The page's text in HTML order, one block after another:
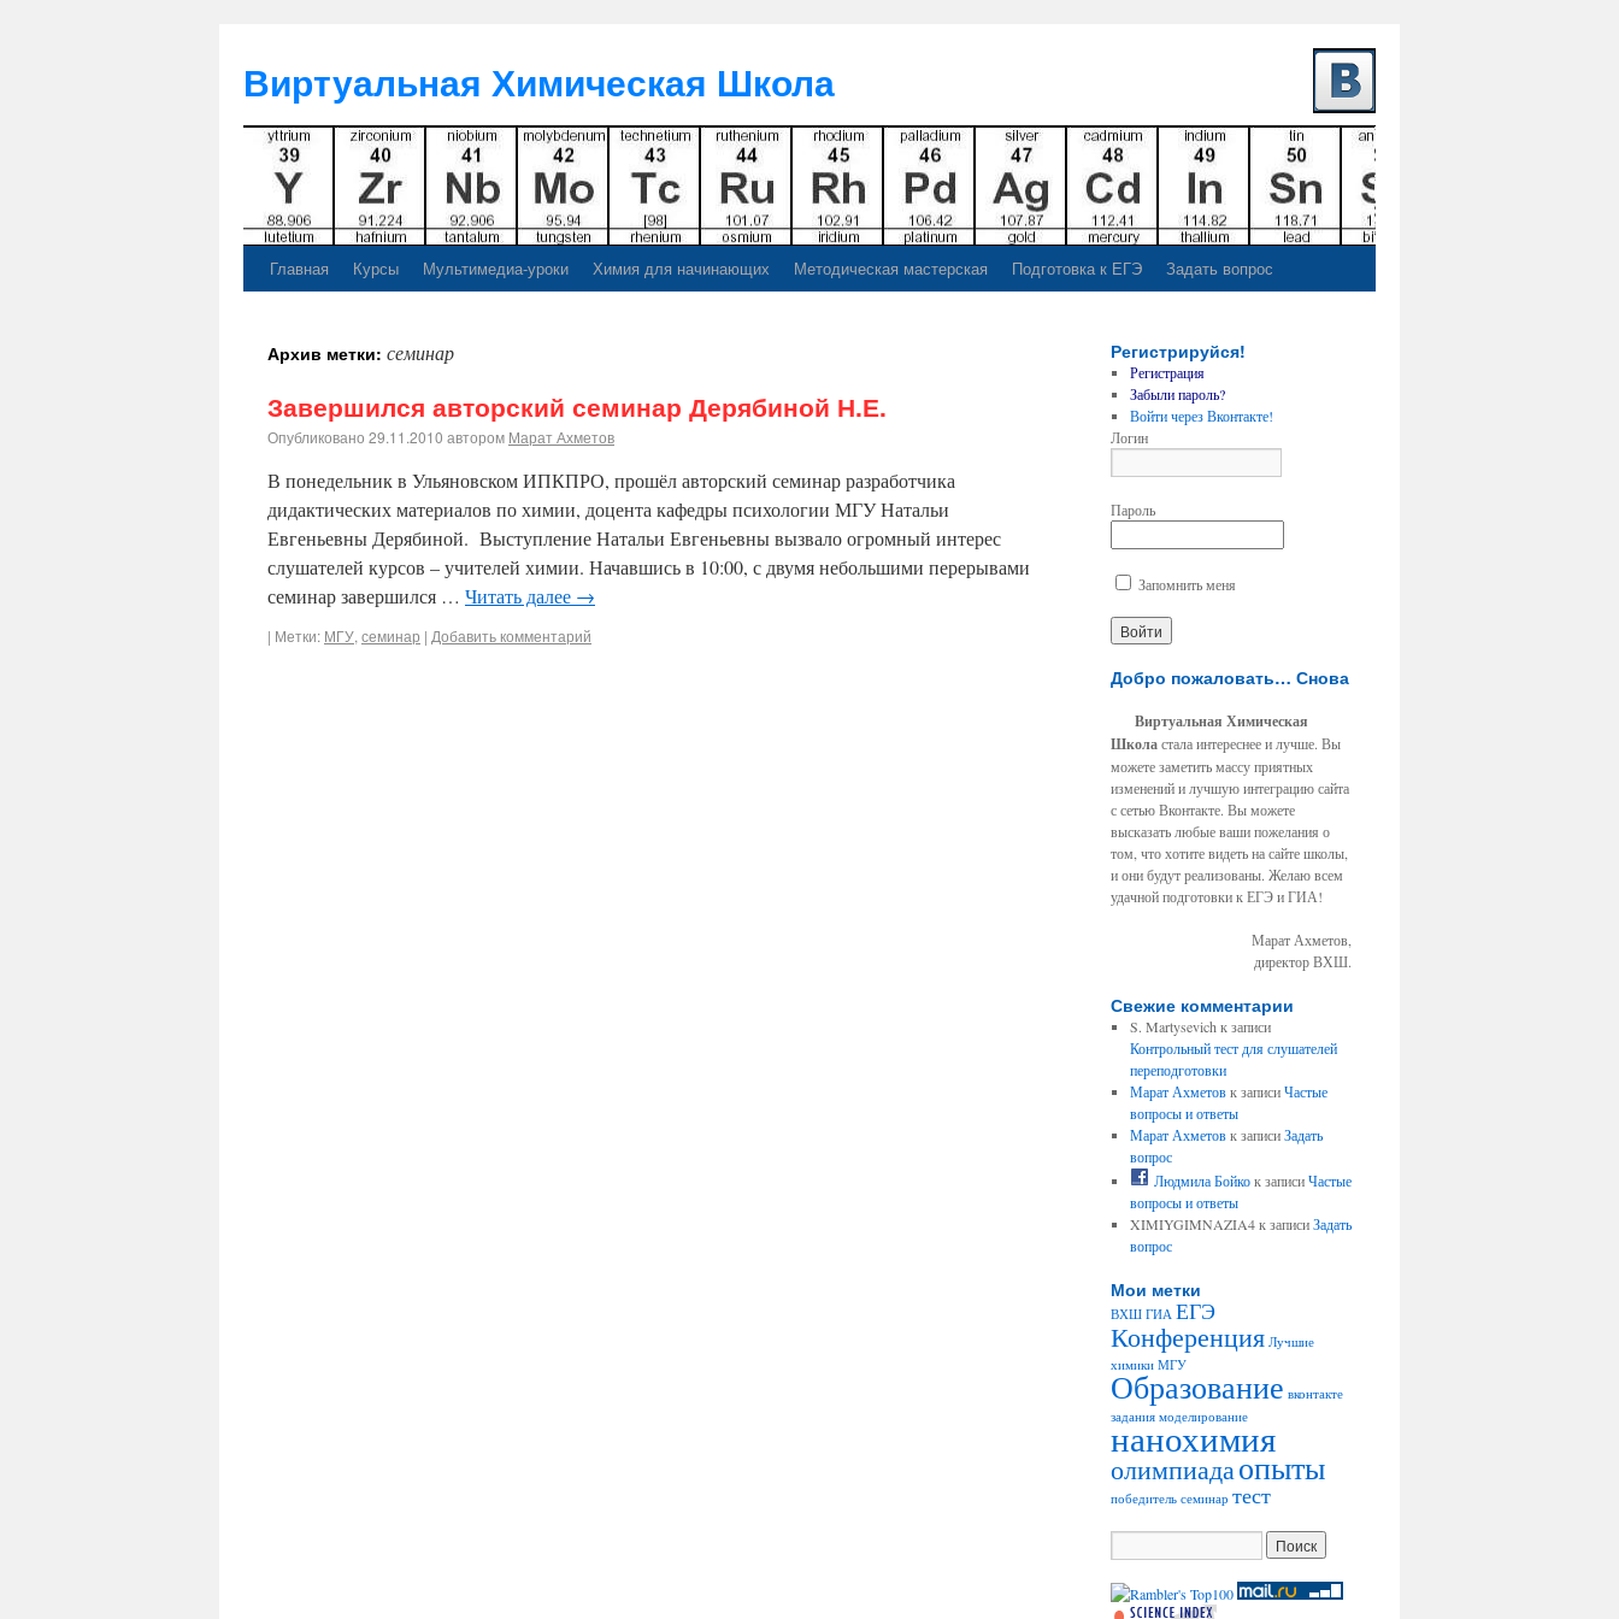
Виртуальная Химическая Школа
Главная Курсы Мультимедиа-уроки Химия для начинающих Методическая мастерская Подготовка к ЕГЭ Задать вопрос
Архив метки: семинар
Завершился авторский семинар Дерябиной Н.Е.
Опубликовано 29.11.2010 автором Марат Ахметов
В понедельник в Ульяновском ИПКПРО, прошёл авторский семинар разработчика
дидактических материалов по химии, доцента кафедры психологии МГУ Натальи
Евгеньевны Дерябиной. Выступление Натальи Евгеньевны вызвало огромный интерес
слушателей курсов – учителей химии. Начавшись в 10:00, с двумя небольшими перерывами
семинар завершился … Читать далее →
| Метки: МГУ, семинар | Добавить комментарий
Регистрируйся!
Регистрация
Забыли пароль?
Войти через Вконтакте!
Логин
Пароль
Запомнить меня
Добро пожаловать… Снова
Виртуальная Химическая
Школастала интереснее и лучше. Вы
можете заметить массу приятных
изменений и лучшую интеграцию сайта
с сетью Вконтакте. Вы можете
высказать любые ваши пожелания о
том, что хотите видеть на сайте школы,
и они будут реализованы. Желаю всем
удачной подготовки к ЕГЭ и ГИА!
Марат Ахметов,
директор ВХШ.
Свежие комментарии
S. Martysevich к записи
Контрольный тест для слушателей
переподготовки
Марат Ахметовк записиЧастые
вопросы и ответы
Марат Ахметовк записиЗадать
вопрос
Людмила Бойкок записиЧастые
вопросы и ответы
XIMIYGIMNAZIA4 к записиЗадать
вопрос
Мои метки
ВХШ ГИА ЕГЭ
Конференция Лучшие
химики МГУ
Образование вконтакте
задания моделирование
нанохимия
олимпиадаопыты
победитель семинар тест